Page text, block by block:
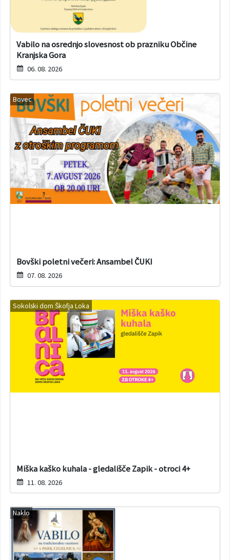
Vabilo na osrednjo slovesnost ob prazniku Občine
Kranjska Gora
06. 08. 2026
Bovec
Bovški poletni večeri: Ansambel ČUKI
07. 08. 2026
Sokolski dom Škofja Loka
Miška kaško kuhala - gledališče Zapik - otroci 4+
11. 08. 2026
Naklo